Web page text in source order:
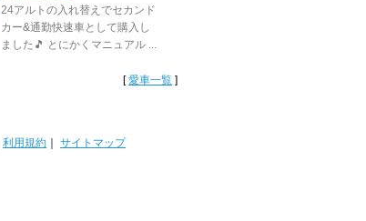
24アルトの入れ替えでセカンド
カー&通勤快速車として購入し
ました🎵 とにかくマニュアル ...
[愛車一覧 ]
利用規約 サイトマップ